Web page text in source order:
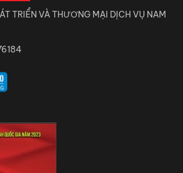
TRIỂN VÀ THƯƠNG MẠI DỊCH VỤ NAM